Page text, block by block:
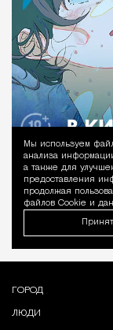
Мы используем
анализа
а также для
предоставления
продолжая
файлов Cookie и
ГОРОД
ЛЮДИ